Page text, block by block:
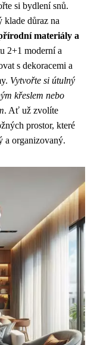
si bydlení snů.
klade důraz na
materiály a
2+1 moderní a
s dekoracemi a
Vytvořte si útulný
křeslem nebo
. Ať už zvolíte
prostor, které
a organizovaný.